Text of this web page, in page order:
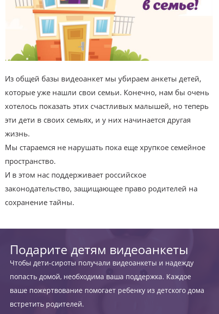
Из общей базы видеоанкет мы убираем анкеты детей,
которые уже нашли свои семьи. Конечно, нам бы очень
хотелось показать этих счастливых малышей, но теперь
эти дети в своих семьях, и у них начинается другая
жизнь.
Мы стараемся не нарушать пока еще хрупкое семейное
пространство.
И в этом нас поддерживает российское
законодательство, защищающее право родителей на
сохранение тайны.
Подарите детям видеоанкеты
Чтобы дети-сироты получали видеоанкеты и надежду
попасть домой, необходима ваша поддержка. Каждое
ваше пожертвование помогает ребенку из детского дома
встретить родителей.